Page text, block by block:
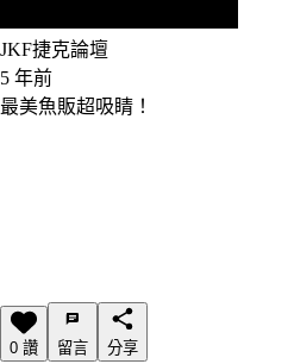
JKF捷克論壇
5 年前
最美魚販超吸睛！
0 讚 留言 分享